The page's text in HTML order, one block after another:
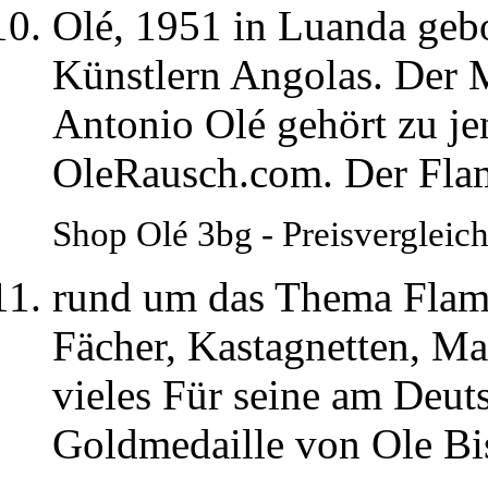
Olé, 1951 in Luanda
Künstlern Angolas. Der
Antonio Olé gehört zu
OleRausch.com. Der
Shop Olé 3bg -
rund um das Thema
Fächer, Kastagnetten,
vieles Für seine am
Goldmedaille von Ole